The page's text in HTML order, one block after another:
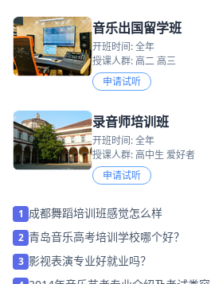
音乐出国留学班
开班时间: 全年
授课人群: 高二 高三
申请试听
录音师培训班
开班时间: 全年
授课人群: 高中生 爱好者
申请试听
1 成都舞蹈培训班感觉怎么样
2 青岛音乐高考培训学校哪个好？
3 影视表演专业好就业吗？